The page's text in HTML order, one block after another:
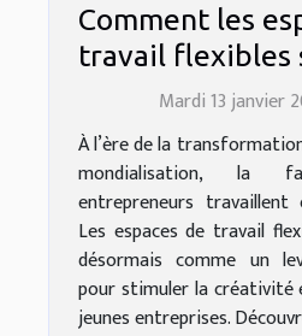
Comment les
travail flexibles
ils l'innovation
entrepreneuriale
Mardi 13 janvier
À l’ère de la
mondialisation, la
entrepreneurs travaillent
Les espaces de travail
désormais comme un
pour stimuler la créativité
jeunes entreprises.